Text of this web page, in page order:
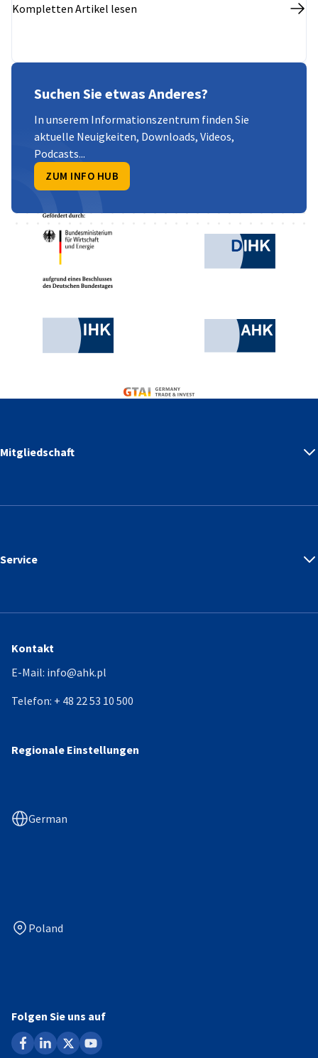
nächsten Generation von Lkw und Komponenten für
Kompletten Artikel lesen
Suchen Sie etwas Anderes?
In unserem Informationszentrum finden Sie
aktuelle Neuigkeiten, Downloads, Videos,
Podcasts...
ZUM INFO HUB
Partner
Industrie- und Handelskammer
Germany Trade & Invest
Mitgliedschaft
Service
Kontakt
E-Mail: info@ahk.pl
Telefon: + 48 22 53 10 500
Regionale Einstellungen
German
Poland
Folgen Sie uns auf
facebook
linkedin
x youtube